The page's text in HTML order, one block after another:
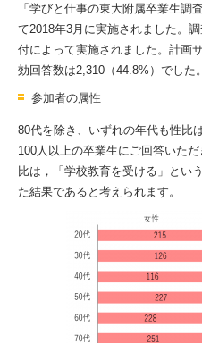
「学びと仕事の東大附属卒業生調
て2018年3月に実施されました。
付によって実施されました。計画
効回答数は2,310（44.8%）でした。
参加者の属性
80代を除き、いずれの年代も性比
100人以上の卒業生にご回答いた
比は，「学校教育を受ける」とい
た結果であると考えられます。